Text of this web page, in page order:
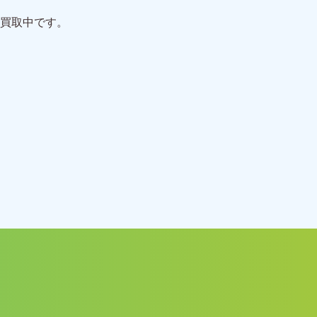
取中です。